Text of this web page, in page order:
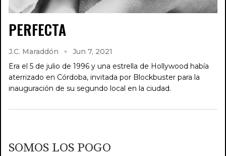
PERFECTA
J.C. Maraddón
Jun 7, 2021
Era el 5 de julio de 1996 y una estrella de Hollywood había
aterrizado en Córdoba, invitada por Blockbuster para la
inauguración de su segundo local en la ciudad.
SOMOS LOS POGO